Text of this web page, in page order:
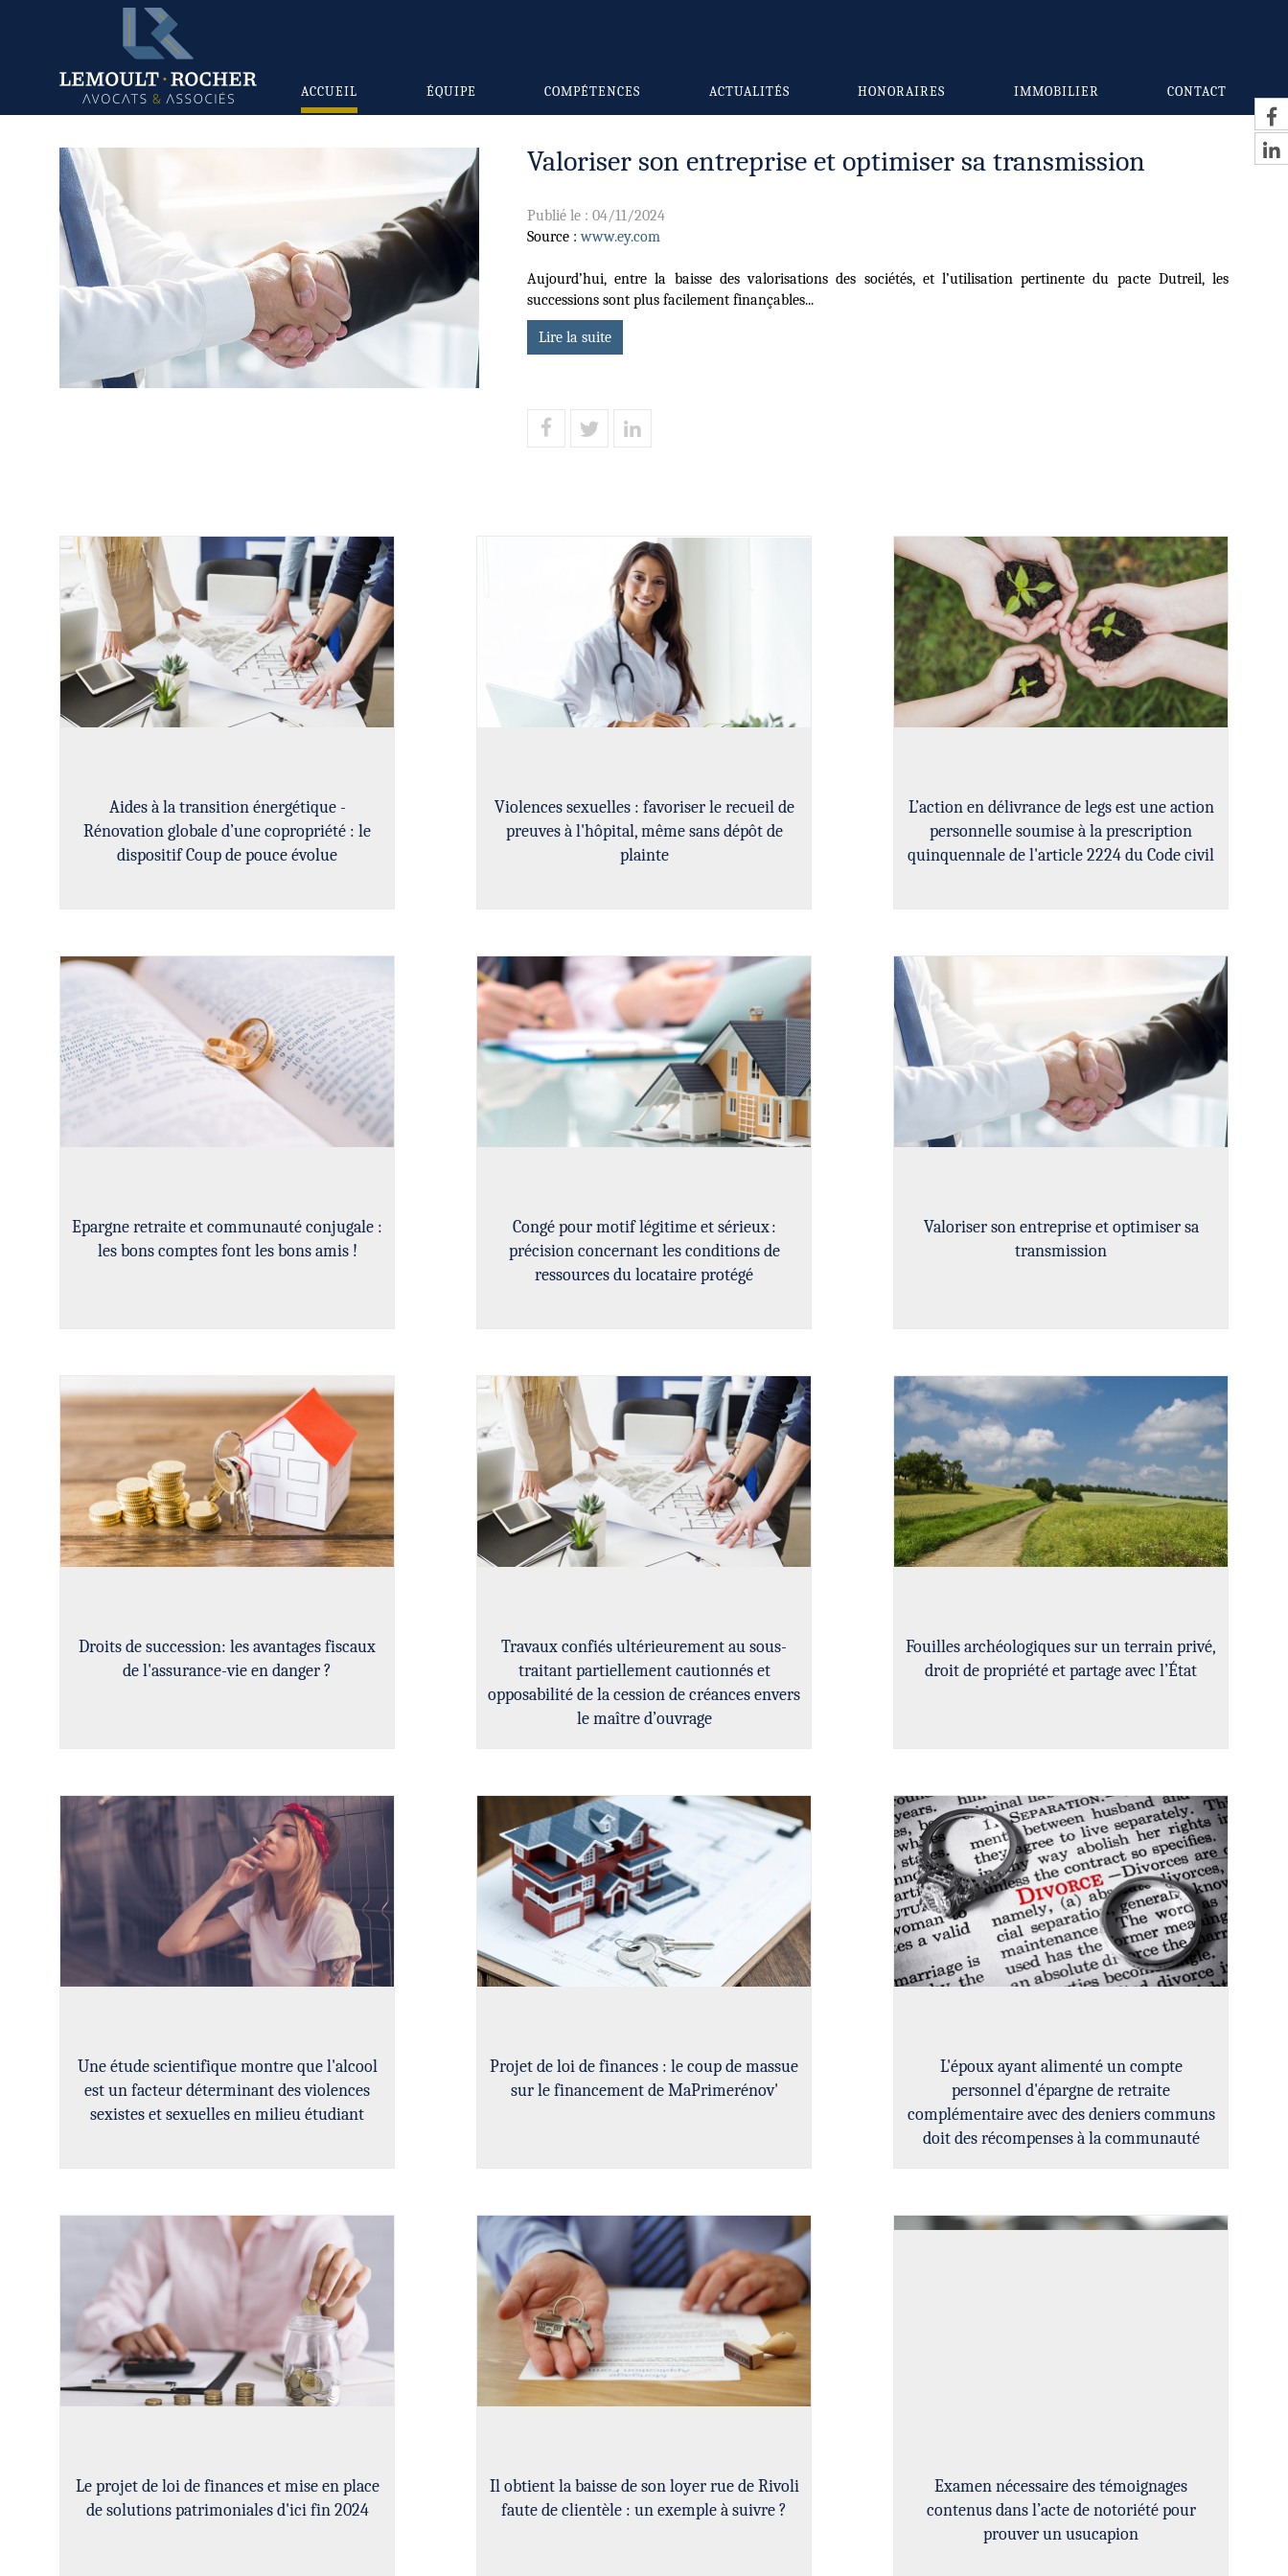
ACCUEIL ÉQUIPE COMPÉTENCES ACTUALITÉS HONORAIRES IMMOBILIER CONTACT
Valoriser son entreprise et optimiser sa transmission
Publié le : 04/11/2024
Source :www.ey.com
Aujourd’hui, entre la baisse des valorisations des sociétés, et l’utilisation pertinente du pacte Dutreil, les
successions sont plus facilement finançables...
Lire la suite
Aides à la transition énergétique -
Rénovation globale d’une copropriété : le
dispositif Coup de pouce évolue
Violences sexuelles : favoriser le recueil de
preuves à l'hôpital, même sans dépôt de
plainte
L’action en délivrance de legs est une action
personnelle soumise à la prescription
quinquennale de l'article 2224 du Code civil
Epargne retraite et communauté conjugale :
les bons comptes font les bons amis !
Congé pour motif légitime et sérieux :
précision concernant les conditions de
ressources du locataire protégé
Valoriser son entreprise et optimiser sa
transmission
Droits de succession: les avantages fiscaux
de l'assurance-vie en danger ?
Travaux confiés ultérieurement au sous-
traitant partiellement cautionnés et
opposabilité de la cession de créances envers
le maître d’ouvrage
Fouilles archéologiques sur un terrain privé,
droit de propriété et partage avec l’État
Une étude scientifique montre que l'alcool
est un facteur déterminant des violences
sexistes et sexuelles en milieu étudiant
Projet de loi de finances : le coup de massue
sur le financement de MaPrimerénov'
L'époux ayant alimenté un compte
personnel d'épargne de retraite
complémentaire avec des deniers communs
doit des récompenses à la communauté
Le projet de loi de finances et mise en place
de solutions patrimoniales d'ici fin 2024
Il obtient la baisse de son loyer rue de Rivoli
faute de clientèle : un exemple à suivre ?
Examen nécessaire des témoignages
contenus dans l’acte de notoriété pour
prouver un usucapion
Information sur les cookies
Nous avons recours à des cookies techniques pour assurer le bon
fonctionnement du site, nous utilisons également des cookies soumis
à votre consentement pour collecter des statistiques de visite.
Cliquez ci-dessous sur « ACCEPTER » pour accepter le dépôt de
l'ensemble des cookies ou sur « CONFIGURER » pour choisir quels
cookies nécessitant votre consentement seront déposés (cookies
statistiques), avant de continuer votre visite du site.
Plus d'informations